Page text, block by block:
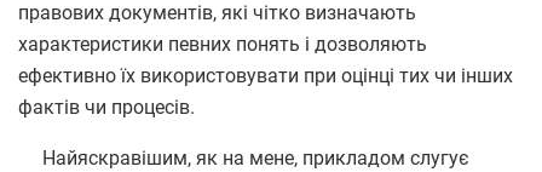
правових документів, які чітко визначають
характеристики певних понять і дозволяють
ефективно їх використовувати при оцінці тих чи інших
фактів чи процесів.
Найяскравішим, як на мене, прикладом слугує